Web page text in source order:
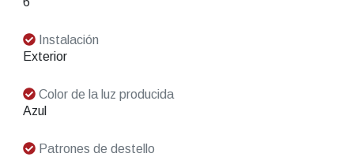
Instalación
Exterior
Color de la luz producida
Azul
Patrones de destello